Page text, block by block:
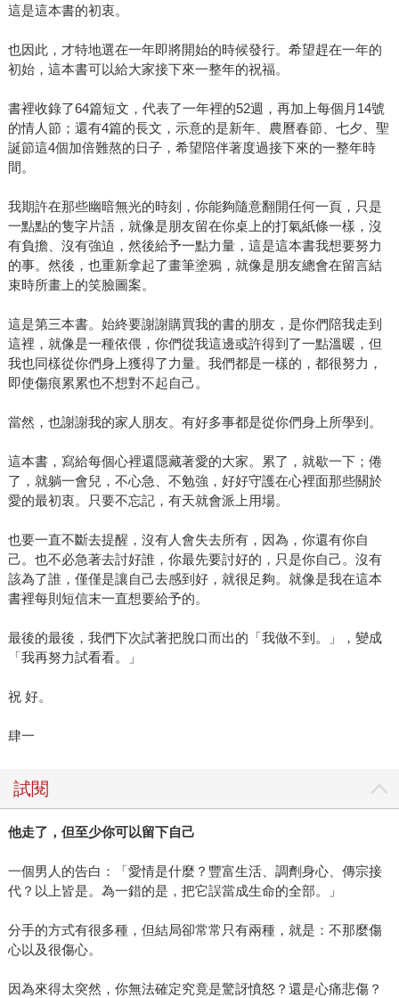
這是這本書的初衷。
也因此，才特地選在一年即將開始的時候發行。希望趕在一年的
初始，這本書可以給大家接下來一整年的祝福。
書裡收錄了64篇短文，代表了一年裡的52週，再加上每個月14號
的情人節；還有4篇的長文，示意的是新年、農曆春節、七夕、聖
誕節這4個加倍難熬的日子，希望陪伴著度過接下來的一整年時
間。
我期許在那些幽暗無光的時刻，你能夠隨意翻開任何一頁，只是
一點點的隻字片語，就像是朋友留在你桌上的打氣紙條一樣，沒
有負擔、沒有強迫，然後給予一點力量，這是這本書我想要努力
的事。然後，也重新拿起了畫筆塗鴉，就像是朋友總會在留言結
束時所畫上的笑臉圖案。
這是第三本書。始終要謝謝購買我的書的朋友，是你們陪我走到
這裡，就像是一種依偎，你們從我這邊或許得到了一點溫暖，但
我也同樣從你們身上獲得了力量。我們都是一樣的，都很努力，
即使傷痕累累也不想對不起自己。
當然，也謝謝我的家人朋友。有好多事都是從你們身上所學到。
這本書，寫給每個心裡還隱藏著愛的大家。累了，就歇一下；倦
了，就躺一會兒，不心急、不勉強，好好守護在心裡面那些關於
愛的最初衷。只要不忘記，有天就會派上用場。
也要一直不斷去提醒，沒有人會失去所有，因為，你還有你自
己。也不必急著去討好誰，你最先要討好的，只是你自己。沒有
該為了誰，僅僅是讓自己去感到好，就很足夠。就像是我在這本
書裡每則短信末一直想要給予的。
最後的最後，我們下次試著把脫口而出的「我做不到。」，變成
「我再努力試看看。」
祝 好。
肆一
試閱
他走了，但至少你可以留下自己
一個男人的告白：「愛情是什麼？豐富生活、調劑身心、傳宗接
代？以上皆是。為一錯的是，把它誤當成生命的全部。」
分手的方式有很多種，但結局卻常常只有兩種，就是：不那麼傷
心以及很傷心。
因為來得太突然，你無法確定究竟是驚訝憤怒？還是心痛悲傷？